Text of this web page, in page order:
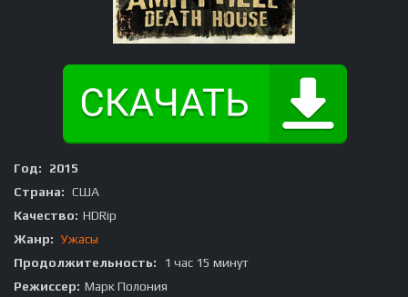
Год:
2015
Страна: США
Качество: HDRip
Жанр: Ужасы
Продолжительность:
1 час 15 минут
Режиссер: Марк Полония